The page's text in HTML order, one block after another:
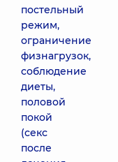
постельный
режим,
ограничение
физнагрузок,
соблюдение
диеты,
половой
покой
(секс
после